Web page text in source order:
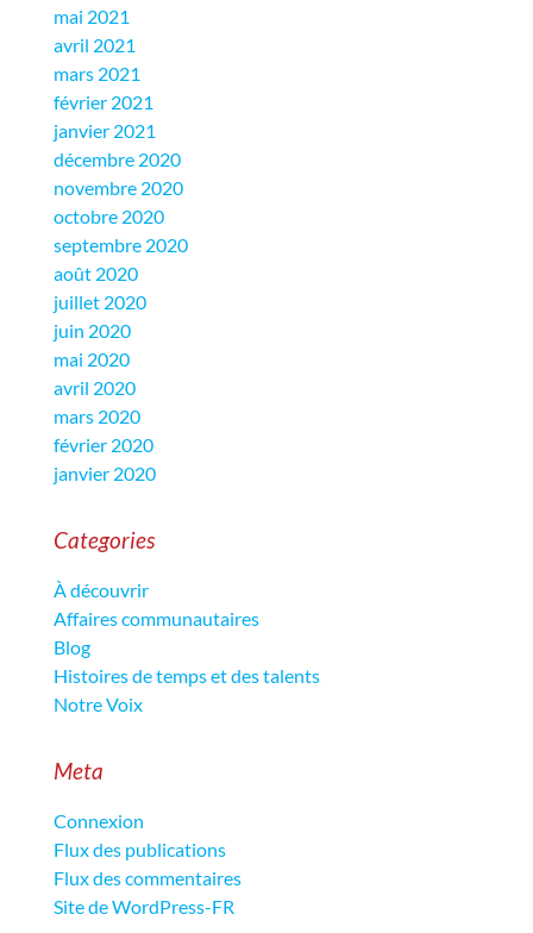
mai 2021
avril 2021
mars 2021
février 2021
janvier 2021
décembre 2020
novembre 2020
octobre 2020
septembre 2020
août 2020
juillet 2020
juin 2020
mai 2020
avril 2020
mars 2020
février 2020
janvier 2020
Categories
À découvrir
Affaires communautaires
Blog
Histoires de temps et des talents
Notre Voix
Meta
Connexion
Flux des publications
Flux des commentaires
Site de WordPress-FR